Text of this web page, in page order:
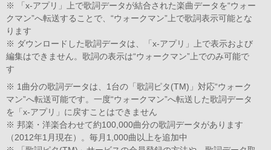
※ 「x-アプリ」上で歌詞データが結合された楽曲データを“ウォー
クマン”へ転送することで、“ウォークマン”上で歌詞表示可能とな
ります
※ ダウンロードした歌詞データは、「x-アプリ」上で表示および
編集はできません。歌詞の表示は“ウォークマン”上でのみ可能で
す
※ 1曲分の歌詞データは、1台の「歌詞ピタ(TM)」対応“ウォーク
マン”へ転送可能です。一度“ウォークマン”へ転送した歌詞データ
を「x-アプリ」に戻すことはできません
※ 邦楽・洋楽合わせて約100,000曲分の歌詞データがあります
（2012年1月現在）。毎月1,000曲以上を追加中